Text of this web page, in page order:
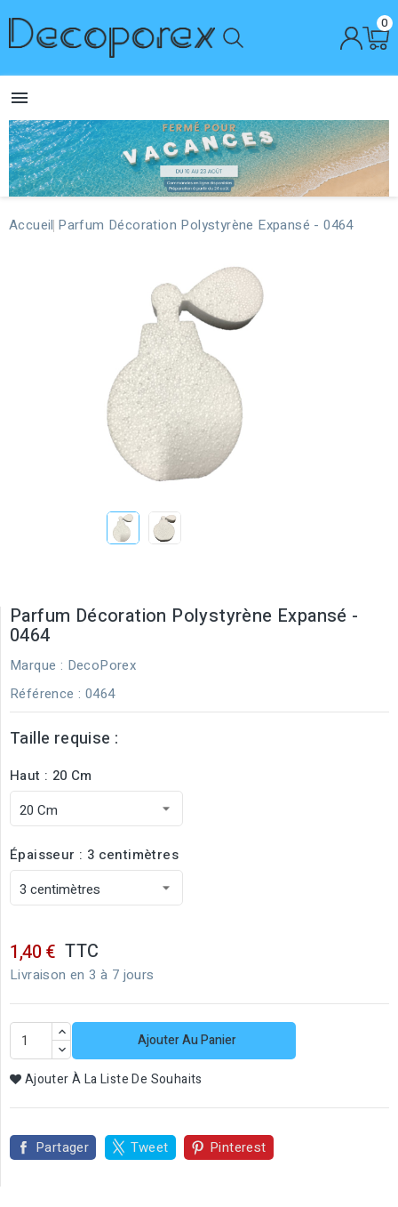
0

Accueil Parfum Décoration Polystyrène Expansé - 0464
Parfum Décoration Polystyrène Expansé -
0464
Marque : DecoPorex
Référence : 0464
Taille requise :
Haut : 20 Cm
Épaisseur : 3 centimètres
1,40 € TTC
Livraison en 3 à 7 jours
Ajouter Au Panier
Ajouter À La Liste De Souhaits
Partager Tweet Pinterest